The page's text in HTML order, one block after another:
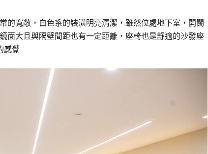
的寬敞，白色系的裝潢明亮清潔，雖然位處地下室，開闊
面大且與隔壁間距也有一定距離，座椅也是舒適的沙發座
感覺